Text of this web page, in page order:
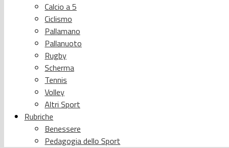
Calcio a 5
Ciclismo
Pallamano
Pallanuoto
Rugby
Scherma
Tennis
Volley
Altri Sport
Rubriche
Benessere
Pedagogia dello Sport